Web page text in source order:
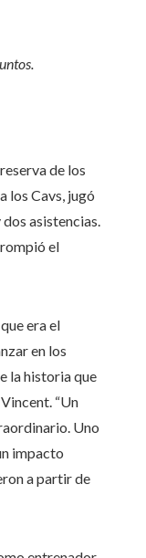
de los
los Cavs, jugó
asistencias.
el
era el
en los
la historia que
“Un
Uno
impacto
a partir de